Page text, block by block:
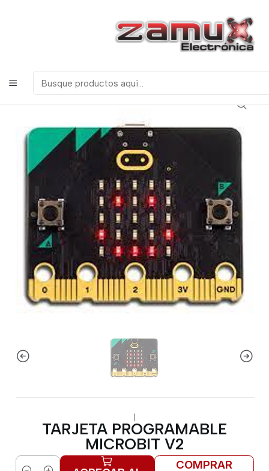
ELECTRONICOS, ROBOTICA & TECNOLOGIA
Productos Arduino
Módulos
TARJETA PROGRAMABLE MICROBIT V2
|
TARJETA PROGRAMABLE
MICROBIT V2
COMPRAR